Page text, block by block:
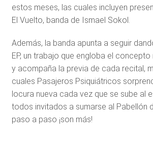
estos meses, las cuales incluyen
El Vuelto, banda de Ismael Sokol.
Además, la banda apunta a seguir
EP, un trabajo que engloba el
y acompaña la previa de cada recital,
cuales Pasajeros Psiquiátricos
locura nueva cada vez que se sube al
todos invitados a sumarse al Pabellón
paso a paso ¡son más!